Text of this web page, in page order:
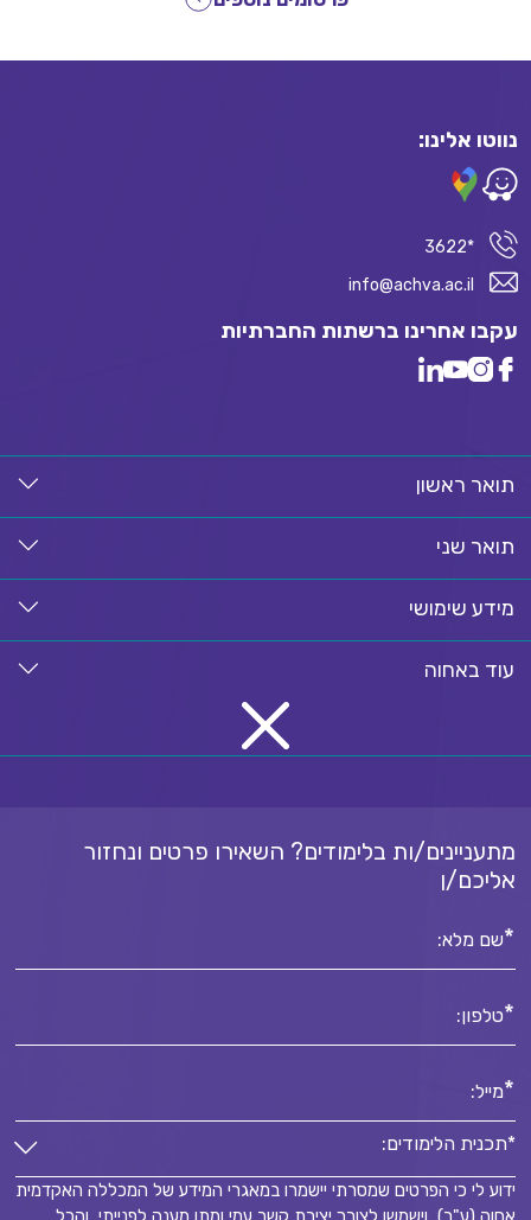
נווטו אלינו:
*3622
info@achva.ac.il
עקבו אחרינו ברשתות החברתיות
תואר ראשון
תואר שני
מידע שימושי
עוד באחוה
מתעניינים/ות בלימודים? השאירו פרטים ונחזור
אליכם/ן
שם מלא:*
טלפון:*
מייל:*
*תכנית הלימודים:
*תכנית הלימודים:
ידוע לי כי הפרטים שמסרתי יישמרו במאגרי המידע של המכללה האקדמית